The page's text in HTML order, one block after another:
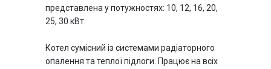
Теплообмінник
представлена у потужностях: 10, 12, 16, 20,
25, 30 кВт.
Котел сумісний із системами радіаторного
опалення та теплої підлоги. Працює на всіх